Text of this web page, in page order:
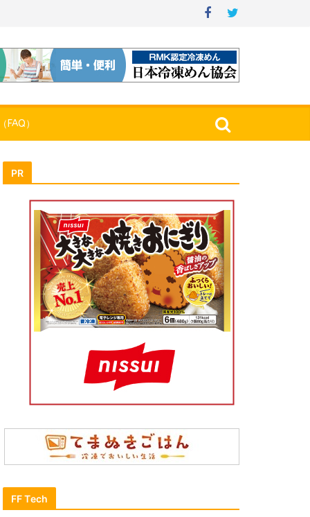
）
PR
FF Tech